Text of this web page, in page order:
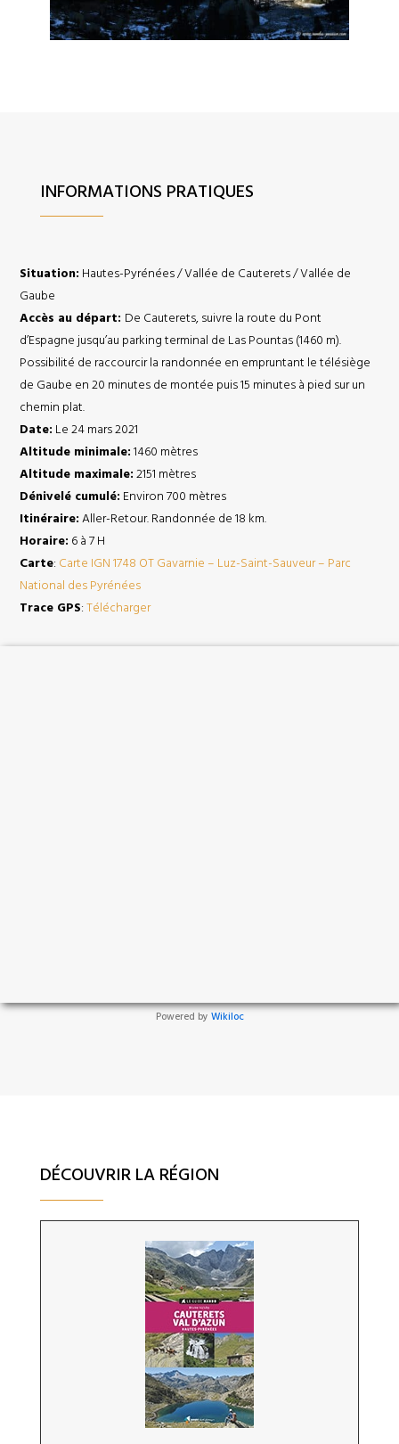
INFORMATIONS PRATIQUES
Situation: Hautes-Pyrénées / Vallée de Cauterets / Vallée de
Gaube
Accès au départ: De Cauterets, suivre la route du Pont
d’Espagne jusqu’au parking terminal de Las Pountas (1460 m).
Possibilité de raccourcir la randonnée en empruntant le télésiège
de Gaube en 20 minutes de montée puis 15 minutes à pied sur un
chemin plat.
Date: Le 24 mars 2021
Altitude minimale: 1460 mètres
Altitude maximale: 2151 mètres
Dénivelé cumulé: Environ 700 mètres
Itinéraire: Aller-Retour. Randonnée de 18 km.
Horaire: 6 à 7 H
Carte: Carte IGN 1748 OT Gavarnie – Luz-Saint-Sauveur – Parc
National des Pyrénées
Trace GPS:Télécharger
Powered by Wikiloc
DÉCOUVRIR LA RÉGION